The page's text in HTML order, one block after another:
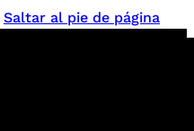
Saltar al pie de página